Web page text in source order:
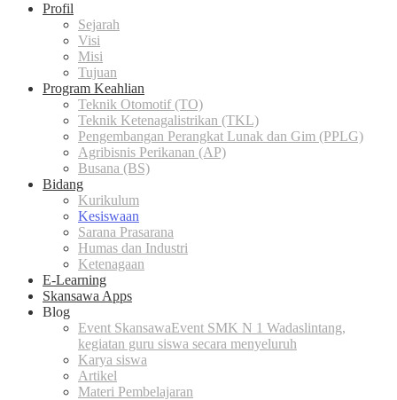
Profil
Sejarah
Visi
Misi
Tujuan
Program Keahlian
Teknik Otomotif (TO)
Teknik Ketenagalistrikan (TKL)
Pengembangan Perangkat Lunak dan Gim (PPLG)
Agribisnis Perikanan (AP)
Busana (BS)
Bidang
Kurikulum
Kesiswaan
Sarana Prasarana
Humas dan Industri
Ketenagaan
E-Learning
Skansawa Apps
Blog
Event SkansawaEvent SMK N 1 Wadaslintang,
kegiatan guru siswa secara menyeluruh
Karya siswa
Artikel
Materi Pembelajaran